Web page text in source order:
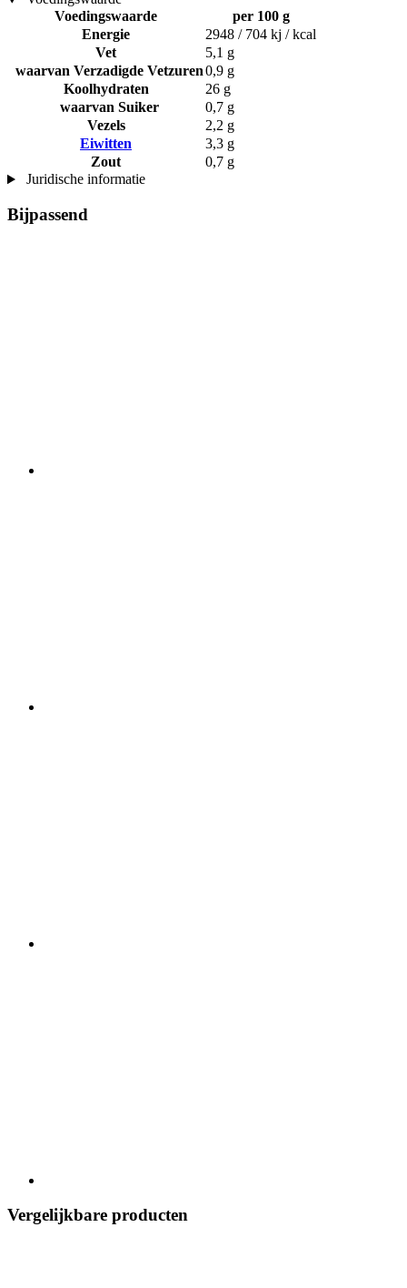
Voedingswaarde
per 100 g
Energie
2948 / 704 kj / kcal
Vet
5,1 g
waarvan Verzadigde Vetzuren0,9 g
Koolhydraten
26 g
waarvan Suiker
0,7 g
Vezels
2,2 g
Eiwitten
3,3 g
Zout
0,7 g
Juridische informatie
Bijpassend
Vergelijkbare producten